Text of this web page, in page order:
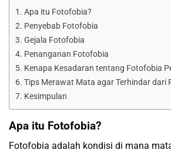
Apa itu Fotofobia?
Penyebab Fotofobia
Gejala Fotofobia
Penanganan Fotofobia
Kenapa Kesadaran tentang Fotofobia
Tips Merawat Mata agar Terhindar dari
Kesimpulan
Apa itu Fotofobia?
Fotofobia adalah kondisi di mana